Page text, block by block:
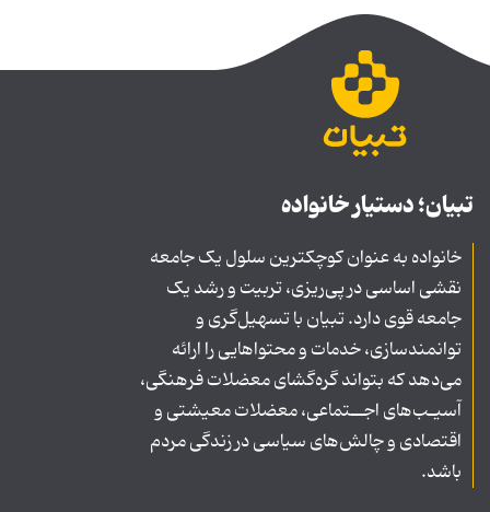
تبیان؛ دستیار خانواده
خانواده به عنوان کوچکترین سلول یک جامعه
نقشی اساسی در پی‌ریزی، تربیت و رشد یک
جامعه قوی دارد. تبیان با تسهیل‌گری و
توانمندسازی، خدمات و محتواهایی را ارائه
می‌دهد که بتواند گره‌گشای معضلات فرهنگی،
آسیـب‌های اجــتماعی، معضلات معیشتی و
اقتصادی و چالش‌های سیاسی در زندگی مردم
باشد.